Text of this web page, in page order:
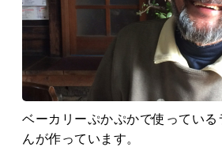
ベーカリーぷかぷかで使っている
んが作っています。